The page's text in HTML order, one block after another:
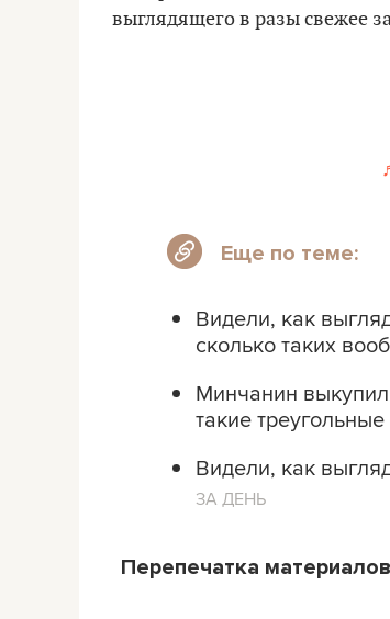
выглядящего в разы свежее
Еще по теме:
Видели, как
сколько таких
Минчанин выкупил
такие
Видели, как
ЗА ДЕНЬ
Перепечатка материалов